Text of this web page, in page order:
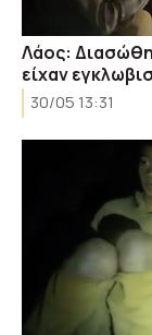
Λάος:
είχαν
30/05 13:31